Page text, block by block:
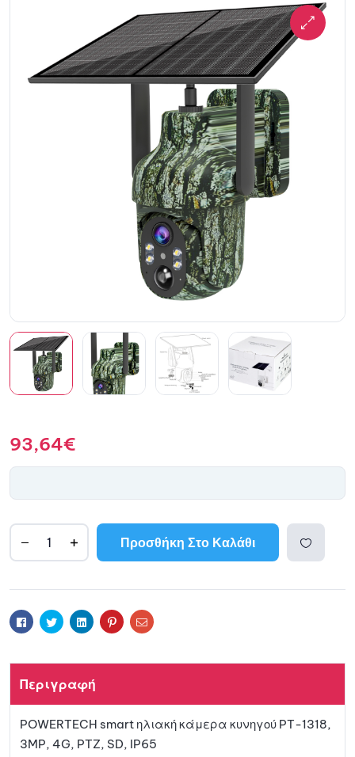
93,64€
Προσθήκη Στο Καλάθι
αγαπη
r
Facebook
TwitterLinkedinPinterestEmail
Περιγραφή
POWERTECH smart ηλιακή κάμερα κυνηγού PT-1318,
3MP, 4G, PTZ, SD, IP65